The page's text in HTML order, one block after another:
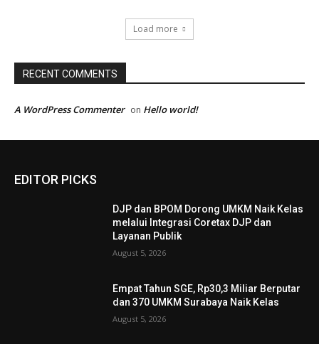
Load more
RECENT COMMENTS
A WordPress Commenter on Hello world!
EDITOR PICKS
DJP dan BPOM Dorong UMKM Naik Kelas
melalui Integrasi Coretax DJP dan
Layanan Publik
August 5, 2026
Empat Tahun SGE, Rp30,3 Miliar Berputar
dan 370 UMKM Surabaya Naik Kelas
August 5, 2026